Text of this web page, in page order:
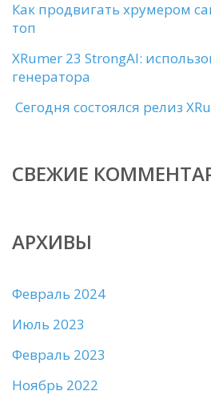
Как продвигать хрумером
топ
XRumer 23 StrongAI:
генератора
Сегодня состоялся релиз
СВЕЖИЕ
АРХИВЫ
Февраль 2024
Июль 2023
Февраль 2023
Ноябрь 2022